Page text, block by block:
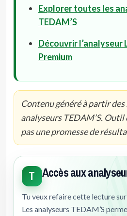
Explorer toutes les
TEDAM’S
Découvrir l’analyseur
Premium
Contenu généré à partir
analyseurs TEDAM’S. Outil
pas une promesse de
T Accès aux
Tu veux refaire cette lecture
Les analyseurs TEDAM’S